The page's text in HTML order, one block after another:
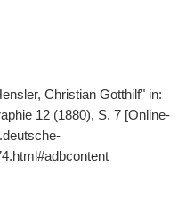
Christian Gotthilf" in:
12 (1880), S. 7 [Online-